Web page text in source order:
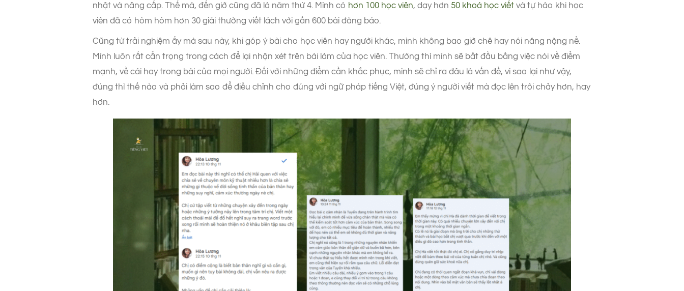
nhật và nâng cấp. Thế mà, đến giờ cũng đã là năm thứ 4. Mình có hơn 100 học viên, dạy hơn 50 khoá học viết và tự hào khi học
viên đã có hòm hòm hơn 30 giải thưởng viết lách với gần 600 bài đăng báo.
Cũng từ trải nghiệm ấy mà sau này, khi góp ý bài cho học viên hay người khác, mình không bao giờ chê hay nói năng nặng nề.
Mình luôn rất cẩn trọng trong cách để lại nhận xét trên bài làm của học viên. Thường thì mình sẽ bắt đầu bằng việc nói về điểm
mạnh, về cái hay trong bài của mọi người. Đối với những điểm cần khắc phục, mình sẽ chỉ ra đâu là vấn đề, vì sao lại như vậy,
đúng thì thế nào và phải làm sao để điều chỉnh cho đúng với ngữ pháp tiếng Việt, đúng ý người viết mà đọc lên trôi chảy hơn, hay
hơn.